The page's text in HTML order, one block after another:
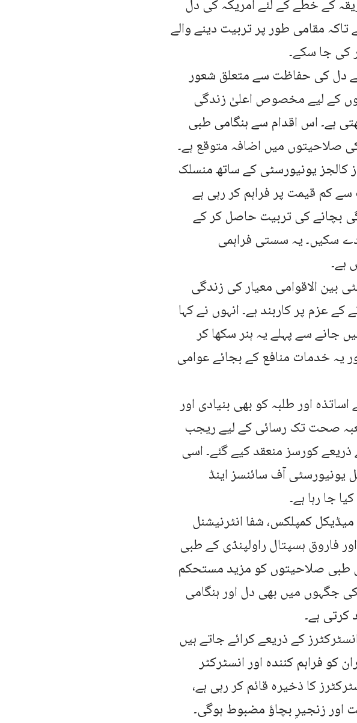
کے خطے کے لئے امریکہ کی دل
مقامی طور پر تربیت دینے والے
کی جا سکے۔
دل کی حفاظت سے متعلق شعور
کے لیے مخصوص اعلیٰ زندگی
ہے۔ اس اقدام سے ہنگامی طبی
صلاحیتوں میں اضافہ متوقع ہے۔
کالجز یونیورسٹی کے ساتھ منسلک
کم قیمت پر فراہم کر رہی ہے
بچانے کی تربیت حاصل کر کے
سکیں۔ یہ سستی فراہمی
ہے۔
بین الاقوامی معیار کی زندگی
عزم پر کاربند ہے۔ انہوں نے کہا
جانے سے پہلے یہ ہنر سکھا کر
یہ خدمات منافع کے بجائے عوامی
اور طلبہ کو بھی بنیادی اور
صحت تک رسائی کے لیے ریجب
کورسز منعقد کیے گئے۔ اسی
یونیورسٹی آف سائنسز اینڈ
جا رہا ہے۔
کمپلکس، شفا انٹرنیشنل
فاروق ہسپتال راولپنڈی کے طبی
طبی صلاحیتوں کو مزید مستحکم
جگہوں میں بھی دل اور ہنگامی
ہے۔
کے ذریعے کرائے جاتے ہیں
فراہم کنندہ اور انسٹرکٹر
کا ذخیرہ قائم کر رہی ہے،
زنجیرِ بچاؤ مضبوط ہوگی۔